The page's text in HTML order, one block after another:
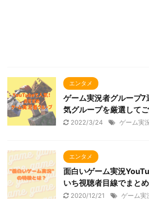
エンタメ
ゲーム実況者グループ7
気グループを厳選して
2022/3/24 ゲーム実
エンタメ
面白いゲーム実況
いち視聴者目線でまと
2020/12/21 ゲーム実